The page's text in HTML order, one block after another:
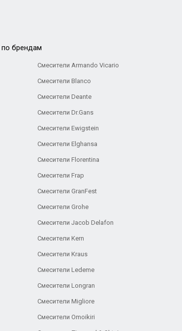
по брендам
Смесители Armando Vicario
Смесители Blanco
Смесители Deante
Смесители Dr.Gans
Cмесители Ewigstein
Смесители Elghansa
Смесители Florentina
Смесители Frap
Смесители GranFest
Смесители Grohe
Смесители Jacob Delafon
Смесители Kern
Смесители Kraus
Смесители Ledeme
Смесители Longran
Смесители Migliore
Смесители Omoikiri